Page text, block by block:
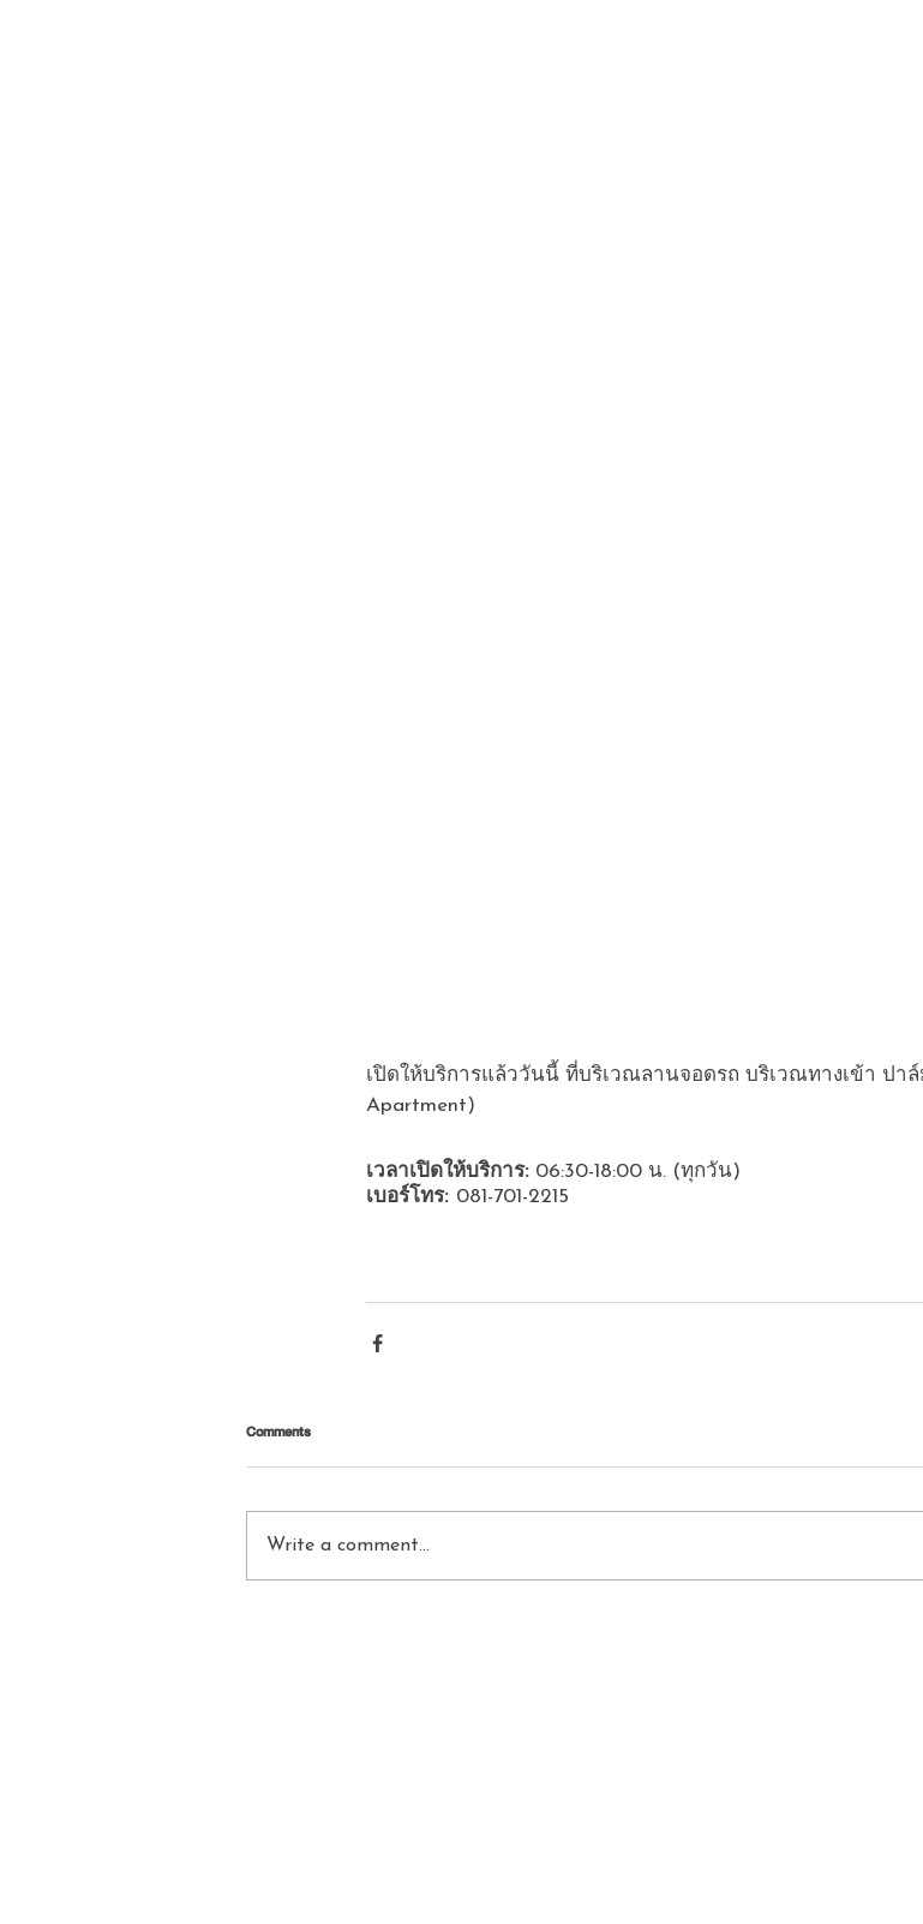
เปิดให้บริการแล้ววันนี้ ที่บริเวณลานจอดรถ บริเวณทางเข้า ปาล์
Apartment)
เวลาเปิดให้บริการ: 06:30-18:00 น. (ทุกวัน)
เบอร์โทร: 081-701-2215
Comments
Write a comment...